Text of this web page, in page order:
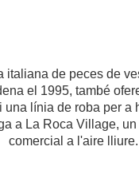
italiana de peces de
el 1995, també
una línia de roba per a
a La Roca Village,
comercial a l'aire lliure.